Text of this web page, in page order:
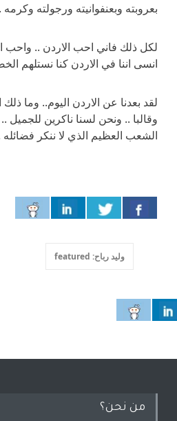
بعروبته وبعنفوانيته ورجولته وكرمه
لكل ذلك فاني احب الاردن .. واحب
انسى اننا في الاردن كنا نستلهم
لقد بعدنا عن الاردن اليوم.. وما
وقالبا .. ونحن لسنا ناكرين للجميل
الشعب العظيم الذي لا ننكر
وليد رباح: featured
من نحن؟